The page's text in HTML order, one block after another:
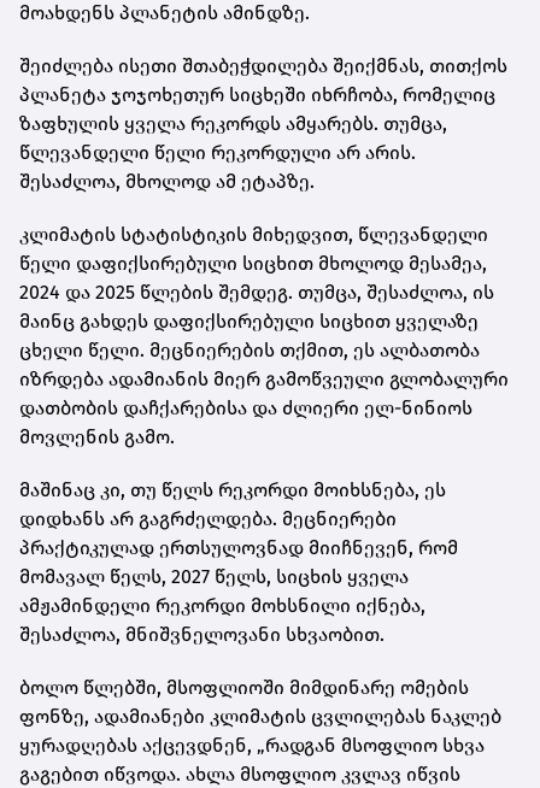
მოახდენს პლანეტის ამინდზე.
შეიძლება ისეთი შთაბეჭდილება შეიქმნას, თითქოს
პლანეტა ჯოჯოხეთურ სიცხეში იხრჩობა, რომელიც
ზაფხულის ყველა რეკორდს ამყარებს. თუმცა,
წლევანდელი წელი რეკორდული არ არის.
შესაძლოა, მხოლოდ ამ ეტაპზე.
კლიმატის სტატისტიკის მიხედვით, წლევანდელი
წელი დაფიქსირებული სიცხით მხოლოდ მესამეა,
2024 და 2025 წლების შემდეგ. თუმცა, შესაძლოა, ის
მაინც გახდეს დაფიქსირებული სიცხით ყველაზე
ცხელი წელი. მეცნიერების თქმით, ეს ალბათობა
იზრდება ადამიანის მიერ გამოწვეული გლობალური
დათბობის დაჩქარებისა და ძლიერი ელ-ნინიოს
მოვლენის გამო.
მაშინაც კი, თუ წელს რეკორდი მოიხსნება, ეს
დიდხანს არ გაგრძელდება. მეცნიერები
პრაქტიკულად ერთსულოვნად მიიჩნევენ, რომ
მომავალ წელს, 2027 წელს, სიცხის ყველა
ამჟამინდელი რეკორდი მოხსნილი იქნება,
შესაძლოა, მნიშვნელოვანი სხვაობით.
ბოლო წლებში, მსოფლიოში მიმდინარე ომების
ფონზე, ადამიანები კლიმატის ცვლილებას ნაკლებ
ყურადღებას აქცევდნენ, „რადგან მსოფლიო სხვა
გაგებით იწვოდა. ახლა მსოფლიო კვლავ იწვის